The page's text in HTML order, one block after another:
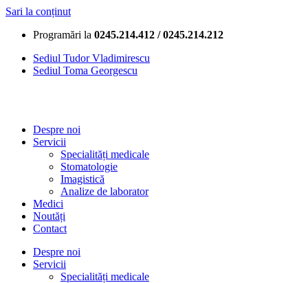
Sari la conținut
Programări la 0245.214.412 / 0245.214.212
Sediul Tudor Vladimirescu
Sediul Toma Georgescu
Despre noi
Servicii
Specialități medicale
Stomatologie
Imagistică
Analize de laborator
Medici
Noutăți
Contact
Despre noi
Servicii
Specialități medicale